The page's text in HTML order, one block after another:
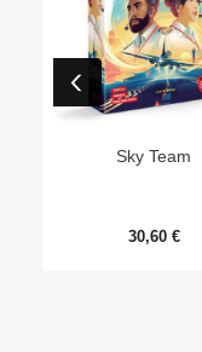
Sky Team
30,60 €